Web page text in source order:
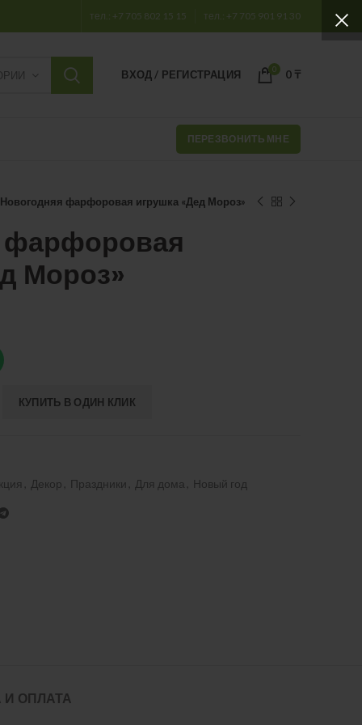
тел.: +7 705 802 15 15 тел.: +7 705 901 91 30
ВХОД / РЕГИСТРАЦИЯ 0 0 ₸
ПЕРЕЗВОНИТЬ МНЕ
Новогодняя фарфоровая игрушка «Дед Мороз»
фарфоровая
Мороз»
КУПИТЬ В ОДИН КЛИК
Декор Праздники Для дома Новый год
ОПЛАТА